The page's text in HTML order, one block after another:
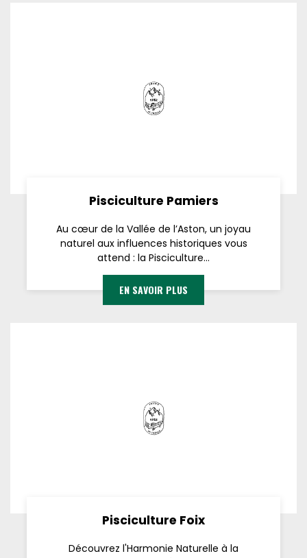
Pisciculture Pamiers
Au cœur de la Vallée de l’Aston, un joyau
naturel aux influences historiques vous
attend : la Pisciculture...
EN SAVOIR PLUS
Pisciculture Foix
Découvrez l'Harmonie Naturelle à la